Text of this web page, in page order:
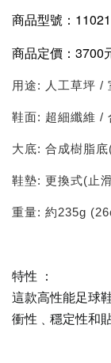
商品型號：
商品定價：3700
用途: 人工草坪 /
鞋面: 超細纖維 /
大底: 合成樹脂底
鞋墊: 更換式(止
重量: 約235g
特性 ：
這款高性能足球
衝性﹑穩定性和